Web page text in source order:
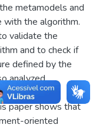
metamodels and
with the algorithm.
validate the
and to check if
defined by the
analyzed,
that were
paper shows that
oriented